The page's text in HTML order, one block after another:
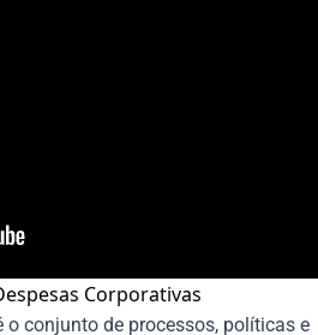
Corporativas
conjunto de processos, políticas e